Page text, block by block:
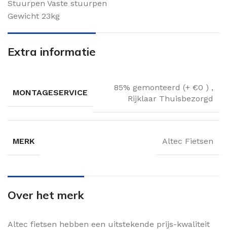
Stuurpen Vaste stuurpen
Gewicht 23kg
Extra informatie
MONTAGESERVICE
85% gemonteerd (+ €0 ) ,
Rijklaar Thuisbezorgd
MERK Altec Fietsen
Over het merk
Altec fietsen hebben een uitstekende prijs-kwaliteit